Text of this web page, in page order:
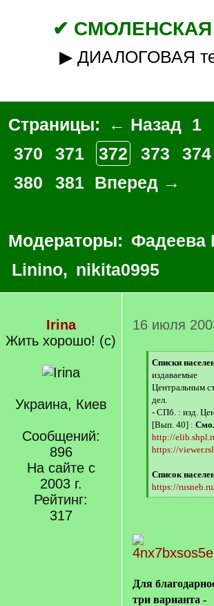
✔ СМОЛЕНСКАЯ
▶ ДИАЛОГОВАЯ
Страницы: ← Назад 1
370
371 372 373 374
380
381 Вперед →
Модераторы: Фадеева
Linino, nikita0995
Irina
Жить хорошо! (с)
Украина, Киев
Сообщений:
896
На сайте с
2003 г.
Рейтинг:
317
16 июля
[
q
]
Списки
издаваемые
Центральным
дел.
- СПб. : изд.
[Вып. 40] :
http://
https://
Список
https://
[
Для
три варианта -